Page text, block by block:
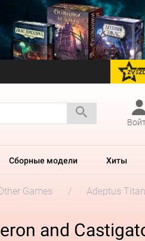
Сборные модели Хиты
Games
Adeptus
and